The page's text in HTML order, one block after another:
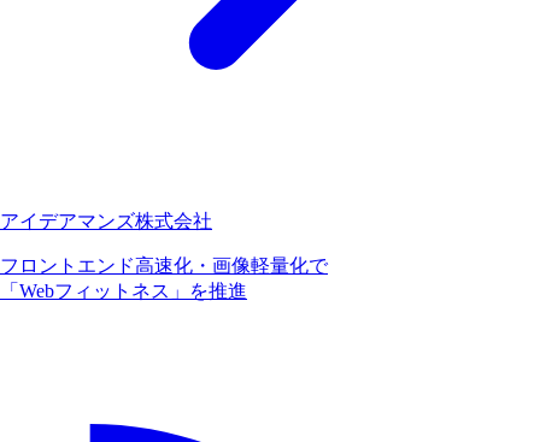
アイデアマンズ株式会社
フロントエンド高速化・画像軽量化で
「Webフィットネス」を推進